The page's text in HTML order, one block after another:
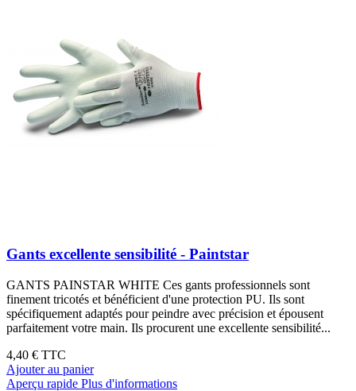
Gants excellente sensibilité - Paintstar
GANTS PAINSTAR WHITE Ces gants professionnels sont
finement tricotés et bénéficient d'une protection PU. Ils sont
spécifiquement adaptés pour peindre avec précision et épousent
parfaitement votre main. Ils procurent une excellente sensibilité...
4,40 € TTC
Ajouter au panier
Aperçu rapide Plus d'informations